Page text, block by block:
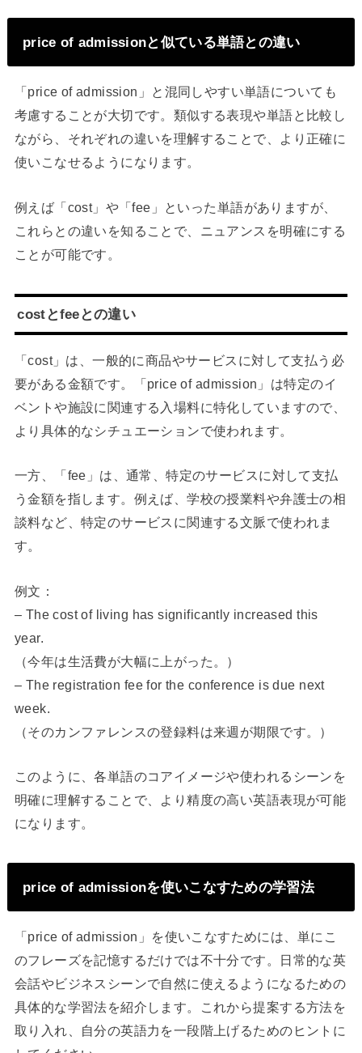
price of admissionと似ている単語との違い
「price of admission」と混同しやすい単語についても
考慮することが大切です。類似する表現や単語と比較し
ながら、それぞれの違いを理解することで、より正確に
使いこなせるようになります。
例えば「cost」や「fee」といった単語がありますが、
これらとの違いを知ることで、ニュアンスを明確にする
ことが可能です。
costとfeeとの違い
「cost」は、一般的に商品やサービスに対して支払う必
要がある金額です。「price of admission」は特定のイ
ベントや施設に関連する入場料に特化していますので、
より具体的なシチュエーションで使われます。
一方、「fee」は、通常、特定のサービスに対して支払
う金額を指します。例えば、学校の授業料や弁護士の相
談料など、特定のサービスに関連する文脈で使われま
す。
例文：
– The cost of living has significantly increased this
year.
（今年は生活費が大幅に上がった。）
– The registration fee for the conference is due next
week.
（そのカンファレンスの登録料は来週が期限です。）
このように、各単語のコアイメージや使われるシーンを
明確に理解することで、より精度の高い英語表現が可能
になります。
price of admissionを使いこなすための学習法
「price of admission」を使いこなすためには、単にこ
のフレーズを記憶するだけでは不十分です。日常的な英
会話やビジネスシーンで自然に使えるようになるための
具体的な学習法を紹介します。これから提案する方法を
取り入れ、自分の英語力を一段階上げるためのヒントに